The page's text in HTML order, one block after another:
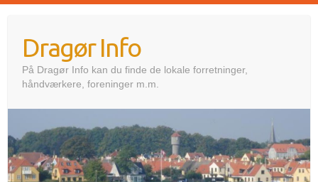
Dragør Info
På Dragør Info kan du finde de lokale forretninger,
håndværkere, foreninger m.m.